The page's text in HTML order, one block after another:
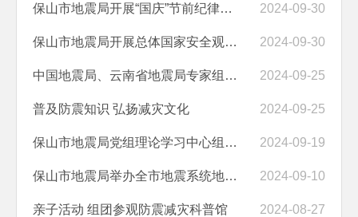
保山市地震局开展“国庆”节前纪律提醒 2024-09-30
保山市地震局开展总体国家安全观专题学习培训 2024-09-30
中国地震局、云南省地震局专家组赴保山对巨灾项目流体观测井建设开展现... 2024-09-25
普及防震知识 弘扬减灾文化 2024-09-25
保山市地震局党组理论学习中心组开展党的二十届三中全会精神学习研讨 2024-09-19
保山市地震局举办全市地震系统地震监测预报业务培训 2024-09-10
亲子活动 组团参观防震减灾科普馆 2024-08-27